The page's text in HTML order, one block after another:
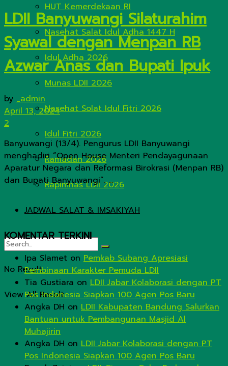
HUT Kemerdekaan RI
Nasehat Salat Idul Adha 1447 H
Idul Adha 2026
Munas LDII 2026
Nasehat Solat Idul Fitri 2026
Idul Fitri 2026
Ramadan 2026
Rapimnas LDII 2026
JADWAL SALAT & IMSAKIYAH
No Result
View All Result
LDII Banyuwangi Silaturahim
Syawal dengan Menpan RB
Azwar Anas dan Bupati Ipuk
by _admin
April 13, 2024
2
Banyuwangi (13/4). Pengurus LDII Banyuwangi
menghadiri “Open House Menteri Pendayagunaan
Aparatur Negara dan Reformasi Birokrasi (Menpan RB)
dan Bupati Banyuwangi”. ...
KOMENTAR TERKINI
Ipa Slamet on Pemkab Subang Apresiasi
Pembinaan Karakter Pemuda LDII
Tia Gustiara on LDII Jabar Kolaborasi dengan PT
Pos Indonesia Siapkan 100 Agen Pos Baru
Angka DH on LDII Kabupaten Bandung Salurkan
Bantuan untuk Pembangunan Masjid Al
Muhajirin
Angka DH on LDII Jabar Kolaborasi dengan PT
Pos Indonesia Siapkan 100 Agen Pos Baru